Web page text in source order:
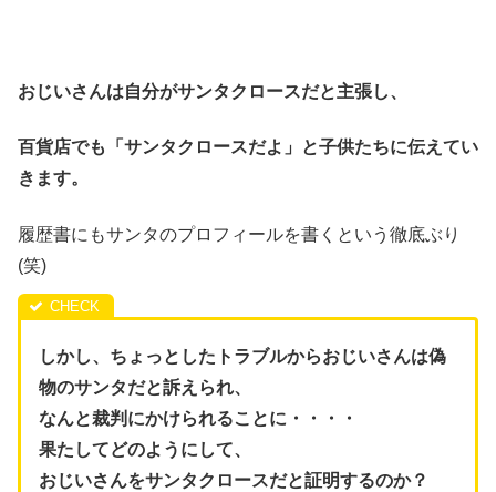
おじいさんは自分がサンタクロースだと主張し、
百貨店でも「サンタクロースだよ」と子供たちに伝えてい
きます。
履歴書にもサンタのプロフィールを書くという徹底ぶり
(笑)
しかし、ちょっとしたトラブルからおじいさんは偽
物のサンタだと訴えられ、
なんと裁判にかけられることに・・・・
果たしてどのようにして、
おじいさんをサンタクロースだと証明するのか？